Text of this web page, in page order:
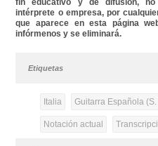
fin educativo y de difusión, no
intérprete o empresa, por
que aparece en esta página
infórmenos y se eliminará.
Etiquetas
Italia Guitarra Española (S.
Notación actual